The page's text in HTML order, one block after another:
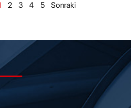
2 3 4 5 Sonraki